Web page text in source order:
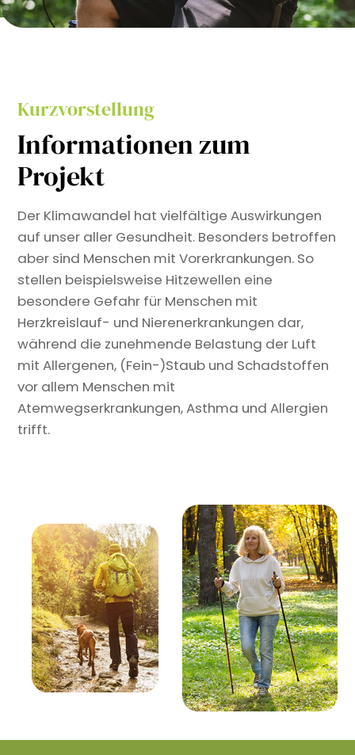
Kurzvorstellung
Informationen zum
Projekt
Der Klimawandel hat vielfältige Auswirkungen
auf unser aller Gesundheit. Besonders betroffen
aber sind Menschen mit Vorerkrankungen. So
stellen beispielsweise Hitzewellen eine
besondere Gefahr für Menschen mit
Herzkreislauf- und Nierenerkrankungen dar,
während die zunehmende Belastung der Luft
mit Allergenen, (Fein-)Staub und Schadstoffen
vor allem Menschen mit
Atemwegserkrankungen, Asthma und Allergien
trifft.